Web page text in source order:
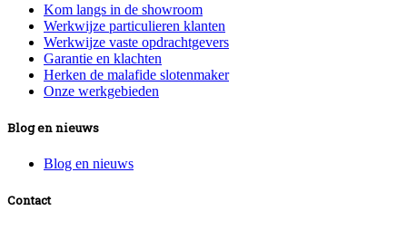
Kom langs in de showroom
Werkwijze particulieren klanten
Werkwijze vaste opdrachtgevers
Garantie en klachten
Herken de malafide slotenmaker
Onze werkgebieden
Blog en nieuws
Blog en nieuws
Contact